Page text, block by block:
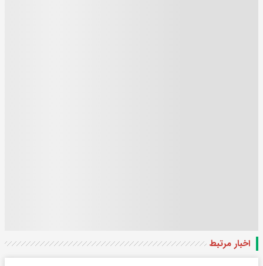
اخبار مرتبط